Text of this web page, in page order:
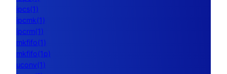
ipcs(1)
ipcmk(1)
ipcrm(1)
mkfifo(1)
mkfifo(1p)
uconv(1)